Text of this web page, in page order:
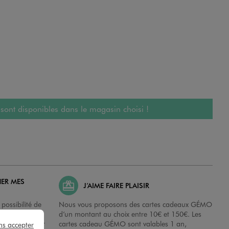
disponibles dans le magasin choisi !
MES
de
sur
J’AIME FAIRE PLAISIR
Nous vous proposons des cartes cadeaux GÉMO
d’un montant au choix entre 10€ et 150€. Les
cartes cadeau GÉMO sont valables 1 an,
accepter